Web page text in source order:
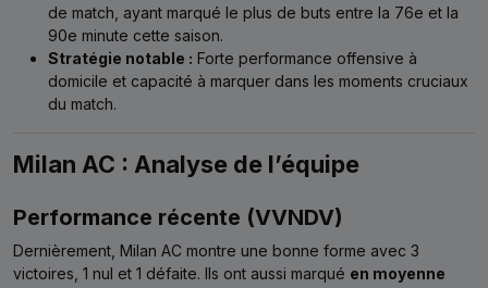
de match, ayant marqué le plus de buts entre la 76e et la
90e minute cette saison.
Stratégie notable : Forte performance offensive à
domicile et capacité à marquer dans les moments cruciaux
du match.
Milan AC : Analyse de l’équipe
Performance récente (VVNDV)
Dernièrement, Milan AC montre une bonne forme avec 3
victoires, 1 nul et 1 défaite. Ils ont aussi marqué en moyenne